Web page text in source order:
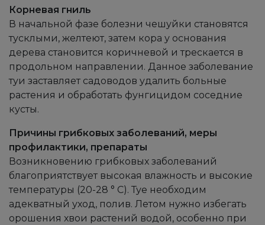
Корневая гниль
В начальной фазе болезни чешуйки становятся
тусклыми, желтеют, затем кора у основания
дерева становится коричневой и трескается в
продольном направлении. Данное заболевание
туи заставляет садоводов удалить больные
растения и обработать фунгицидом соседние
кусты.
Причины грибковых заболеваний, меры
профилактики, препараты
Возникновению грибковых заболеваний
благоприятствует высокая влажность и высокие
температуры (20-28 ° C). Туе необходим
адекватный уход, полив. Летом нужно избегать
орошения хвои растений водой, особенно при